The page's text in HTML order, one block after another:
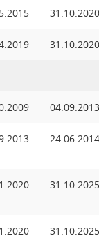
31.10.2020
31.10.2020
04.09.2013
24.06.2014
31.10.2025
31.10.2025